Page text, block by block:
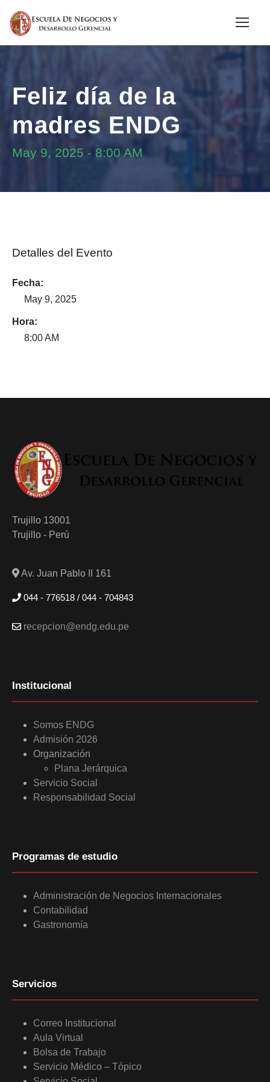
Feliz día de la
madres ENDG
May 9, 2025 - 8:00 AM
Detalles del Evento
Fecha:
May 9, 2025
Hora:
8:00 AM
Trujillo 13001
Trujillo - Perú
Av. Juan Pablo II 161
044 - 776518 / 044 - 704843
recepcion@endg.edu.pe
Institucional
Somos ENDG
Admisión 2026
Organización
Plana Jerárquica
Servicio Social
Responsabilidad Social
Programas de estudio
Administración de Negocios Internacionales
Contabilidad
Gastronomía
Servicios
Correo Institucional
Aula Virtual
Bolsa de Trabajo
Servicio Médico – Tópico